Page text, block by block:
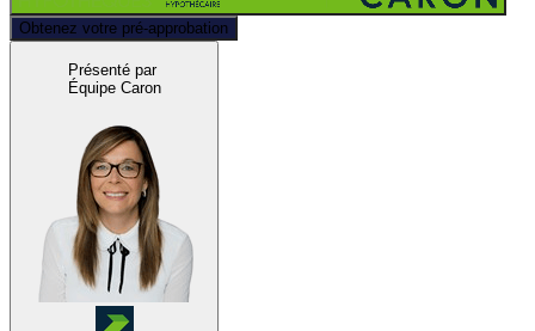
Obtenez votre pré-approbation
Présenté par
Équipe Caron